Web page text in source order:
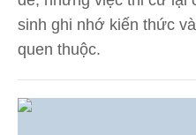
sinh ghi nhớ kiến thức
quen thuộc.